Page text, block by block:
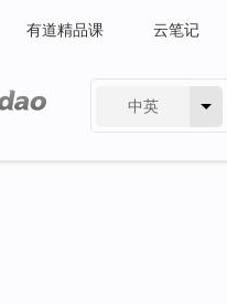
有道精品课 云笔记
中英